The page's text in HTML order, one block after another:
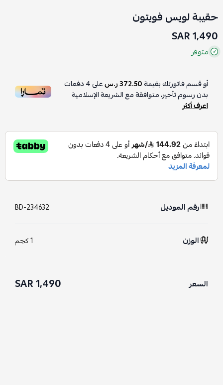
حقيبة لويس فويتون
1,490 SAR
متوفر
أو قسم فاتورتك بقيمة372.50 ر.س على4دفعات
بدون رسوم تأخير، متوافقة مع الشريعة الإسلامية
اعرف أكثر
رقم الموديل BD-234632
الوزن 1 كجم
السعر 1,490 SAR